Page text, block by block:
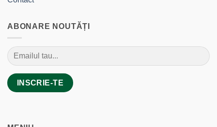
ABONARE NOUTĂȚI